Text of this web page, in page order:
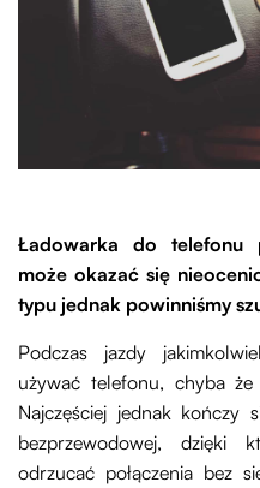
Ładowarka do telefonu
może okazać się
typu jednak powinniśmy
Podczas jazdy
używać telefonu, chyba
Najczęściej jednak kończy
bezprzewodowej, dzięki
odrzucać połączenia bez